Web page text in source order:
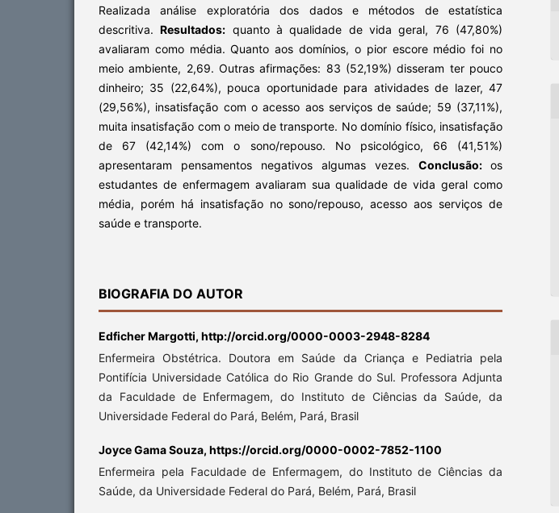
Realizada análise exploratória dos dados e métodos de estatística
descritiva.Resultados: quanto à qualidade de vida geral, 76 (47,80%)
avaliaram como média. Quanto aos domínios, o pior escore médio foi no
meio ambiente, 2,69. Outras afirmações: 83 (52,19%) disseram ter pouco
dinheiro; 35 (22,64%), pouca oportunidade para atividades de lazer, 47
(29,56%), insatisfação com o acesso aos serviços de saúde; 59 (37,11%),
muita insatisfação com o meio de transporte. No domínio físico, insatisfação
de 67 (42,14%) com o sono/repouso. No psicológico, 66 (41,51%)
apresentaram pensamentos negativos algumas vezes. Conclusão: os
estudantes de enfermagem avaliaram sua qualidade de vida geral como
média, porém há insatisfação no sono/repouso, acesso aos serviços de
saúde e transporte.
BIOGRAFIA DO AUTOR
Edficher Margotti, http://orcid.org/0000-0003-2948-8284
Enfermeira Obstétrica. Doutora em Saúde da Criança e Pediatria pela
Pontifícia Universidade Católica do Rio Grande do Sul. Professora Adjunta
da Faculdade de Enfermagem, do Instituto de Ciências da Saúde, da
Universidade Federal do Pará, Belém, Pará, Brasil
Joyce Gama Souza, https://orcid.org/0000-0002-7852-1100
Enfermeira pela Faculdade de Enfermagem, do Instituto de Ciências da
Saúde, da Universidade Federal do Pará, Belém, Pará, Brasil